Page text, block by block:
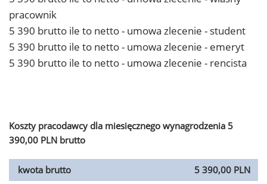
pracownik
5 390 brutto ile to netto - umowa zlecenie - student
5 390 brutto ile to netto - umowa zlecenie - emeryt
5 390 brutto ile to netto - umowa zlecenie - rencista
Koszty pracodawcy dla miesięcznego wynagrodzenia 5
390,00 PLN brutto
kwota brutto
5 390,00 PLN